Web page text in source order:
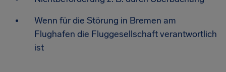
Wenn für die Störung in Bremen am
Flughafen die Fluggesellschaft verantwortlich
ist